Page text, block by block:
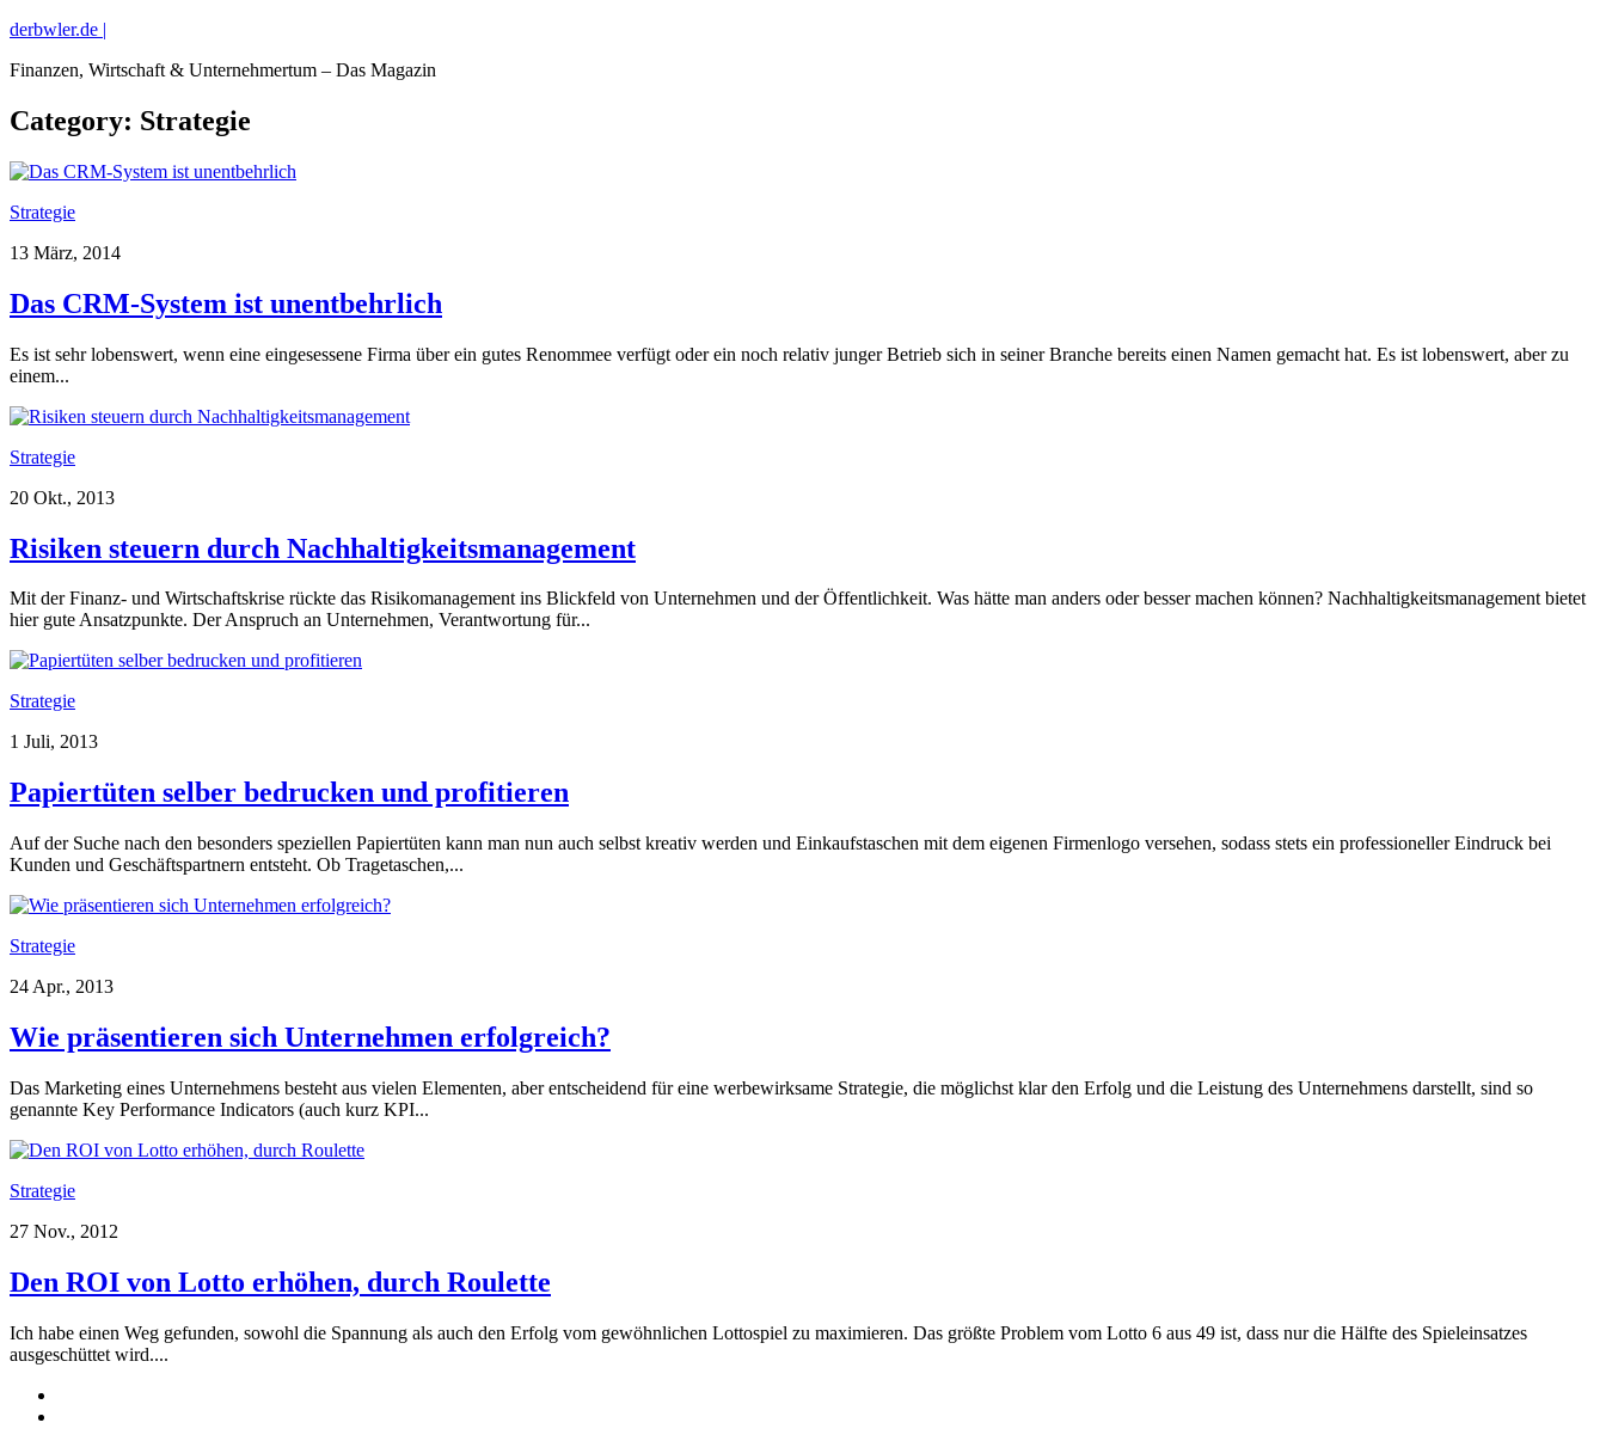
derbwler.de |
Finanzen, Wirtschaft & Unternehmertum – Das Magazin
Category: Strategie
Strategie
13 März, 2014
Das CRM-System ist unentbehrlich
Es ist sehr lobenswert, wenn eine eingesessene Firma über ein gutes Renommee verfügt oder ein noch relativ junger Betrieb sich in seiner Branche bereits einen Namen gemacht hat. Es ist lobenswert, aber zu
einem...
Strategie
20 Okt., 2013
Risiken steuern durch Nachhaltigkeitsmanagement
Mit der Finanz- und Wirtschaftskrise rückte das Risikomanagement ins Blickfeld von Unternehmen und der Öffentlichkeit. Was hätte man anders oder besser machen können? Nachhaltigkeitsmanagement bietet
hier gute Ansatzpunkte. Der Anspruch an Unternehmen, Verantwortung für...
Strategie
1 Juli, 2013
Papiertüten selber bedrucken und profitieren
Auf der Suche nach den besonders speziellen Papiertüten kann man nun auch selbst kreativ werden und Einkaufstaschen mit dem eigenen Firmenlogo versehen, sodass stets ein professioneller Eindruck bei
Kunden und Geschäftspartnern entsteht. Ob Tragetaschen,...
Strategie
24 Apr., 2013
Wie präsentieren sich Unternehmen erfolgreich?
Das Marketing eines Unternehmens besteht aus vielen Elementen, aber entscheidend für eine werbewirksame Strategie, die möglichst klar den Erfolg und die Leistung des Unternehmens darstellt, sind so
genannte Key Performance Indicators (auch kurz KPI...
Strategie
27 Nov., 2012
Den ROI von Lotto erhöhen, durch Roulette
Ich habe einen Weg gefunden, sowohl die Spannung als auch den Erfolg vom gewöhnlichen Lottospiel zu maximieren. Das größte Problem vom Lotto 6 aus 49 ist, dass nur die Hälfte des Spieleinsatzes
ausgeschüttet wird....